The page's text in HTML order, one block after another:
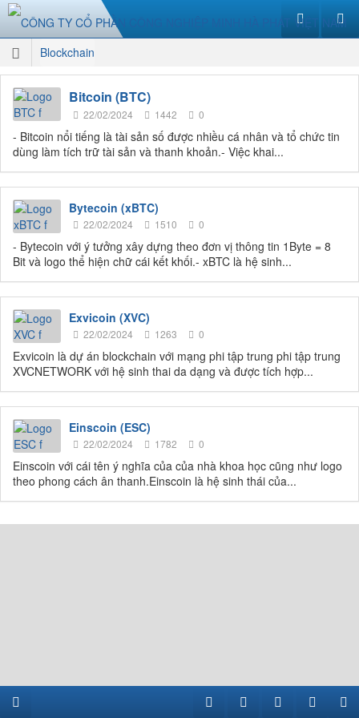
Blockchain
Bitcoin (BTC)
22/02/2024 1442 0
- Bitcoin nổi tiếng là tài sản số được nhiều cá nhân và tổ chức tin
dùng làm tích trữ tài sản và thanh khoản.- Việc khai...
Bytecoin (xBTC)
22/02/2024 1510 0
- Bytecoin với ý tưởng xây dựng theo đơn vị thông tin 1Byte = 8
Bit và logo thể hiện chữ cái kết khối.- xBTC là hệ sinh...
Exvicoin (XVC)
22/02/2024 1263 0
Exvicoin là dự án blockchain với mạng phi tập trung phi tập trung
XVCNETWORK với hệ sinh thai da dạng và được tích hợp...
Einscoin (ESC)
22/02/2024 1782 0
Einscoin với cái tên ý nghĩa của của nhà khoa học cũng như logo
theo phong cách ân thanh.Einscoin là hệ sinh thái của...